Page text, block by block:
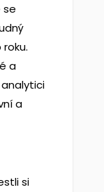
se
a
a
si